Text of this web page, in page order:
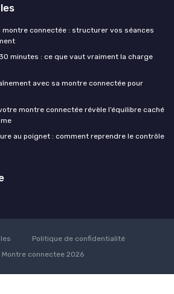
montre connectée : structurer vos séances
minutes : ce que vaut vraiment la charge
avec sa montre connectée pour
montre connectée révèle l’équilibre caché
au poignet : comment reprendre le contrôle
Politique de confidentialité
connectee 2026